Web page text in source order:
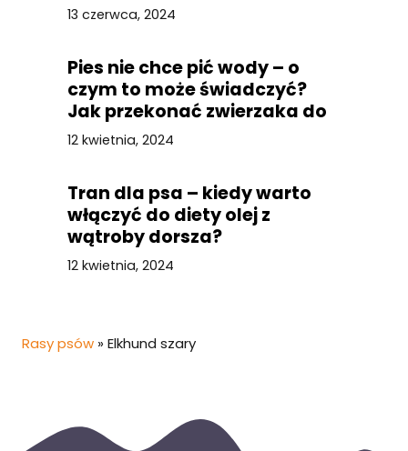
13 czerwca, 2024
Pies nie chce pić wody – o
czym to może świadczyć?
Jak przekonać zwierzaka do
picia?
12 kwietnia, 2024
Tran dla psa – kiedy warto
włączyć do diety olej z
wątroby dorsza?
12 kwietnia, 2024
Rasy psów » Elkhund szary